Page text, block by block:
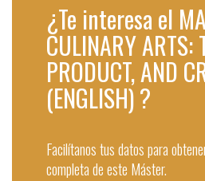
¿Te interesa el
CULINARY ARTS:
PRODUCT, AND
(ENGLISH) ?
Facilítanos tus datos para
completa de este Máster.